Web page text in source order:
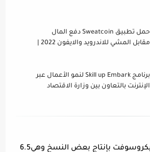
حمل تطبيق Sweatcoin دفع المال
برنامج Skill up Embark لنمو الأعمال عبر
الإنترنت بالتعاون بين وزارة الاقتصاد